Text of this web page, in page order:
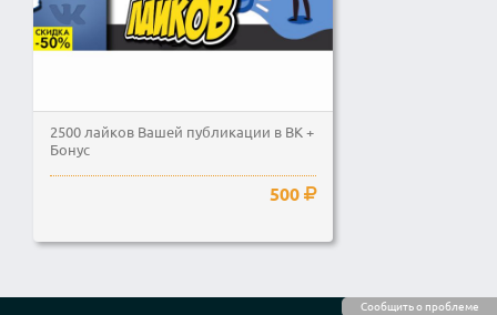
Сообщить о проблеме
2500 лайков Вашей публикации в ВК +
Бонус
500